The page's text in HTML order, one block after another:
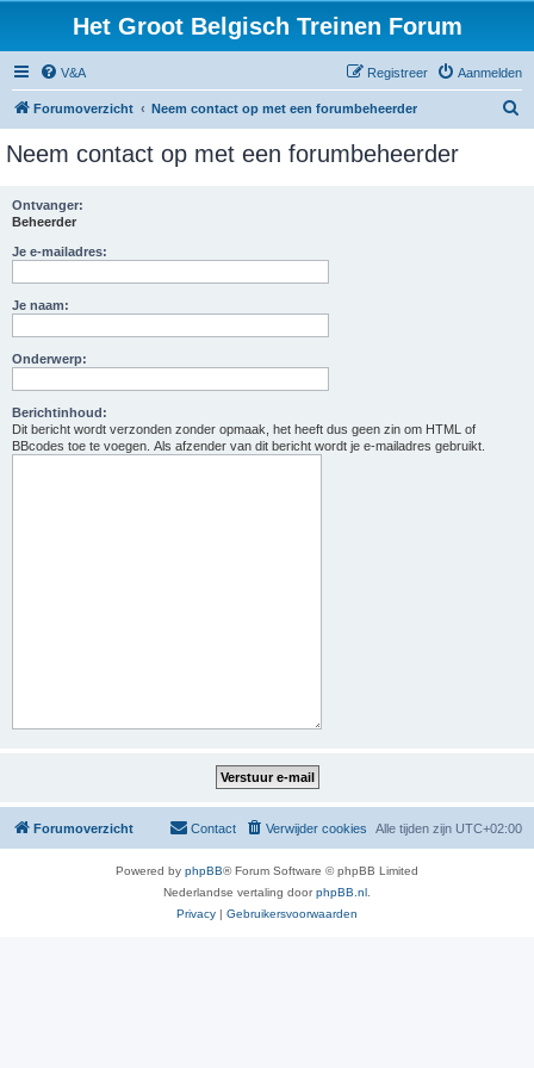
Het Groot Belgisch Treinen Forum
V&A Aanmelden
Registreer
Forumoverzicht Neem contact op met een forumbeheerder
Neem contact op met een forumbeheerder
Ontvanger:
Beheerder
Je e-mailadres:
Je naam:
Onderwerp:
Berichtinhoud:
Dit bericht wordt verzonden zonder opmaak, het heeft dus geen zin om HTML of
BBcodes toe te voegen. Als afzender van dit bericht wordt je e-mailadres gebruikt.
Forumoverzicht Alle tijden zijn UTC+02:00
Verwijder cookies
Contact
Powered by phpBB® Forum Software © phpBB Limited
Nederlandse vertaling doorphpBB.nl
Privacy | Gebruikersvoorwaarden